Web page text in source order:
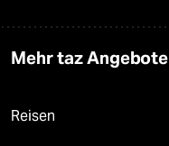
Mehr taz Angebote
Reisen